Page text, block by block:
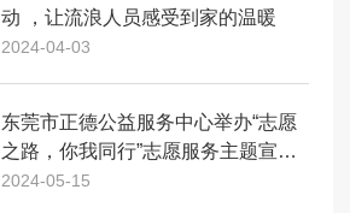
动 ，让流浪人员感受到家的温暖
2024-04-03
东莞市正德公益服务中心举办“志愿
之路，你我同行”志愿服务主题宣传
活动
2024-05-15